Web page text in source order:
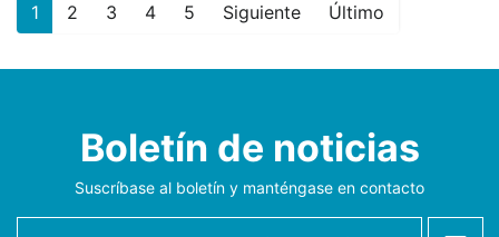
1 2 3 4 5 Siguiente Último
Boletín de noticias
Suscríbase al boletín y manténgase en contacto